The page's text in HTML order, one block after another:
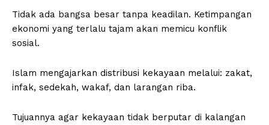
Tidak ada bangsa besar tanpa keadilan. Ketimpangan
ekonomi yang terlalu tajam akan memicu konflik
sosial.
Islam mengajarkan distribusi kekayaan melalui: zakat,
infak, sedekah, wakaf, dan larangan riba.
Tujuannya agar kekayaan tidak berputar di kalangan